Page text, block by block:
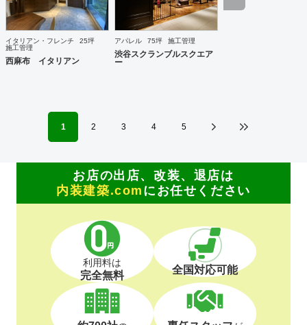
イタリアン・フレンチ
25坪
施工管理
西麻布 イタリアン
アパレル 75坪 施工管理
渋谷スクランブルスクエア
ー
1 2 3 4 5
お店の出店、改装、退店は
内装建築.com にお任せください
利用料は
完全無料 全国対応可能